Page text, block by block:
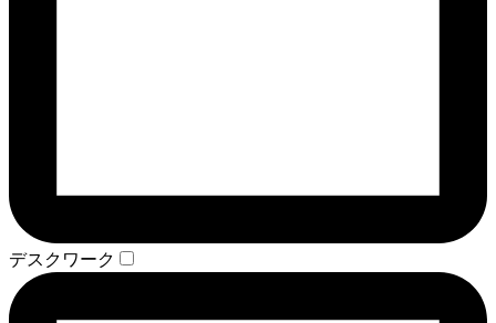
デスクワーク